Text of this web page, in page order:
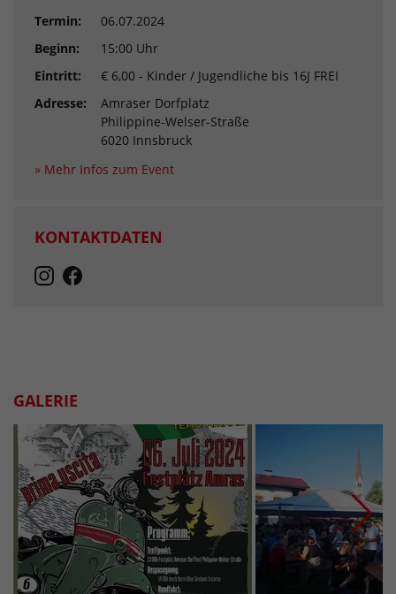
Termin:
06.07.2024
Beginn:
15:00 Uhr
Eintritt:
€ 6,00 - Kinder / Jugendliche bis 16J FREI
Adresse:
Amraser Dorfplatz
Philippine-Welser-Straße
6020 Innsbruck
» Mehr Infos zum Event
KONTAKTDATEN
GALERIE